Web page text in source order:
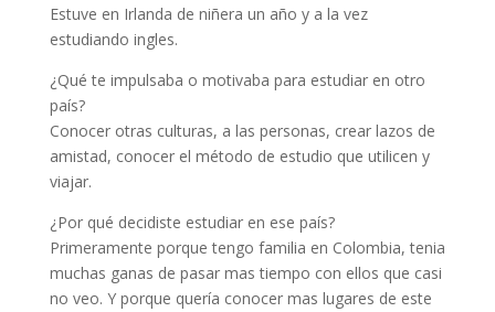
Estuve en Irlanda de niñera un año y a la vez
estudiando ingles.
¿Qué te impulsaba o motivaba para estudiar en otro
país?
Conocer otras culturas, a las personas, crear lazos de
amistad, conocer el método de estudio que utilicen y
viajar.
¿Por qué decidiste estudiar en ese país?
Primeramente porque tengo familia en Colombia, tenia
muchas ganas de pasar mas tiempo con ellos que casi
no veo. Y porque quería conocer mas lugares de este